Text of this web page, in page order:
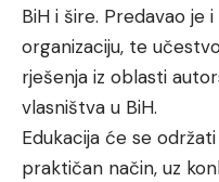
BiH i šire. Predavao je
organizaciju, te
rješenja iz oblasti
vlasništva u BiH.
Edukacija će se
praktičan način, uz